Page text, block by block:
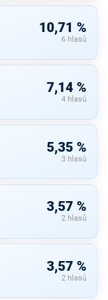
10,71 %
6 hlasů
7,14 %
4 hlasů
5,35 %
3 hlasů
3,57 %
2 hlasů
3,57 %
2 hlasů